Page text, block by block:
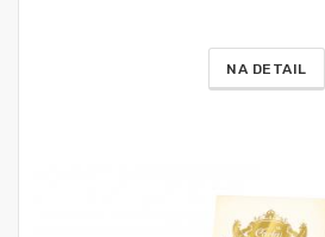
NA DETAIL